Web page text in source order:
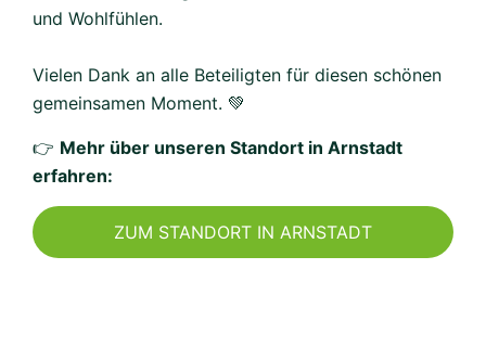
und Wohlfühlen.
Vielen Dank an alle Beteiligten für diesen schönen
gemeinsamen Moment. 💚
👉 Mehr über unseren Standort in Arnstadt
erfahren:
ZUM STANDORT IN ARNSTADT